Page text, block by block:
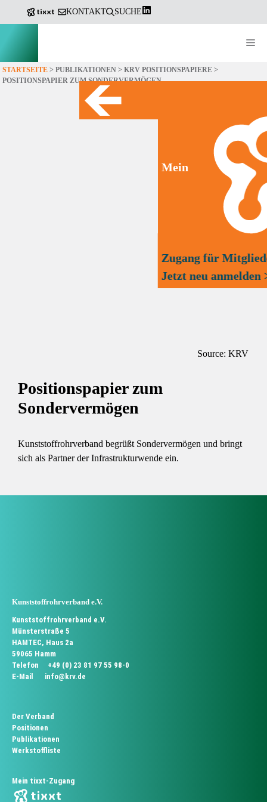
Zum
Inhalt
KONTAKT SUCHE
Mein
Zugang für
Jetzt neu anmelden
STARTSEITE > PUBLIKATIONEN > KRV POSITIONSPAPIERE >
POSITIONSPAPIER ZUM SONDERVERMÖGEN
Source: KRV
Positionspapier zum
Sondervermögen
Kunststoffrohrverband begrüßt Sondervermögen und bringt
sich als Partner der Infrastrukturwende ein.
Kunststoffrohrverband e.V.
Kunststoffrohrverband e.V.
Münsterstraße 5
HAMTEC, Haus 2a
59065 Hamm
Telefon
+49 (0) 23 81 97 55 98-0
E-Mail
info@krv.de
Der Verband
Positionen
Publikationen
Werkstoffliste
Mein tixxt-Zugang